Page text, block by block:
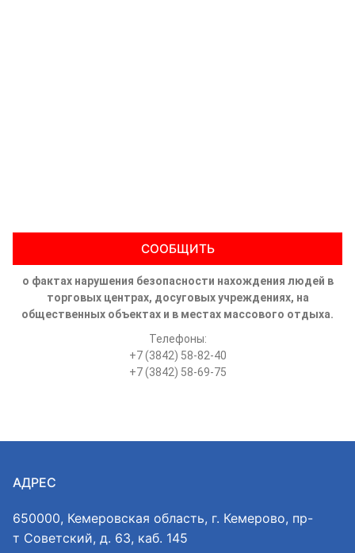
СООБЩИТЬ
о фактах нарушения безопасности нахождения людей в
торговых центрах, досуговых учреждениях, на
общественных объектах и в местах массового отдыха.
Телефоны:
+7 (3842) 58-82-40
+7 (3842) 58-69-75
АДРЕС
650000, Кемеровская область, г. Кемерово, пр-
т Советский, д. 63, каб. 145